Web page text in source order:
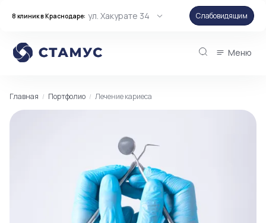
8 клиник в Краснодаре: ул. Хакурате 34 Слабовидящим
Меню
Главная Портфолио Лечение кариеса